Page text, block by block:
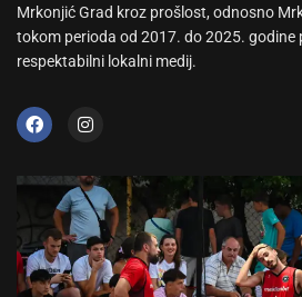
Mrkonjić Grad kroz prošlost, odnosno
tokom perioda od 2017. do 2025. godine
respektabilni lokalni medij.